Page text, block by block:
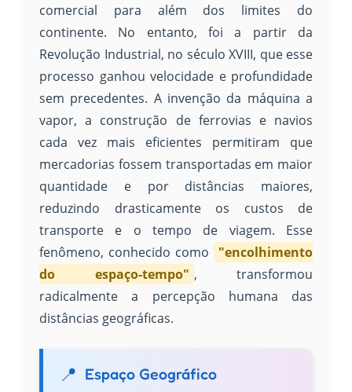
comercial para além dos limites do
continente. No entanto, foi a partir da
Revolução Industrial, no século XVIII, que esse
processo ganhou velocidade e profundidade
sem precedentes. A invenção da máquina a
vapor, a construção de ferrovias e navios
cada vez mais eficientes permitiram que
mercadorias fossem transportadas em maior
quantidade e por distâncias maiores,
reduzindo drasticamente os custos de
transporte e o tempo de viagem. Esse
fenômeno, conhecido como
"encolhimento
do espaço-tempo" , transformou
radicalmente a percepção humana das
distâncias geográficas.
Espaço Geográfico